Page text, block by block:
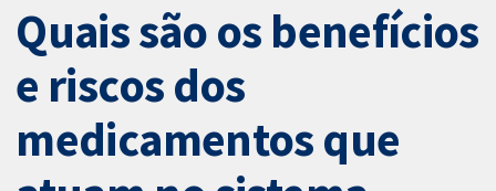
Quais são os benefícios
e riscos dos
medicamentos que